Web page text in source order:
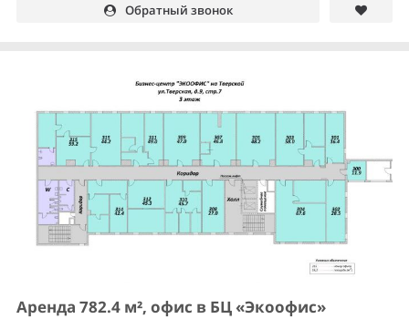
Обратный звонок
Аренда 782.4 м², офис в БЦ «Экоофис»